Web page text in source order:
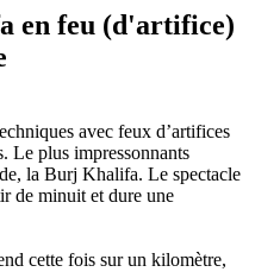
en feu (d'artifice)
avec feux d’artifices
Le plus impressonnants
la Burj Khalifa. Le spectacle
de minuit et dure une
cette fois sur un kilomètre,